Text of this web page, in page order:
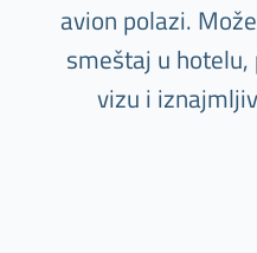
avion polazi.
smeštaj u
vizu i